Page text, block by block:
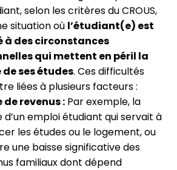
selon les critères du CROUS,
situation où l’étudiant(e) est
à des circonstances
qui mettent en péril la
ses études. Ces difficultés
liées à plusieurs facteurs :
de revenus : Par exemple, la
d’un emploi étudiant qui servait à
les études ou le logement, ou
une baisse significative des
familiaux dont dépend